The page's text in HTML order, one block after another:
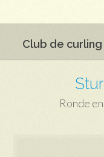
Club de curling
Ronde